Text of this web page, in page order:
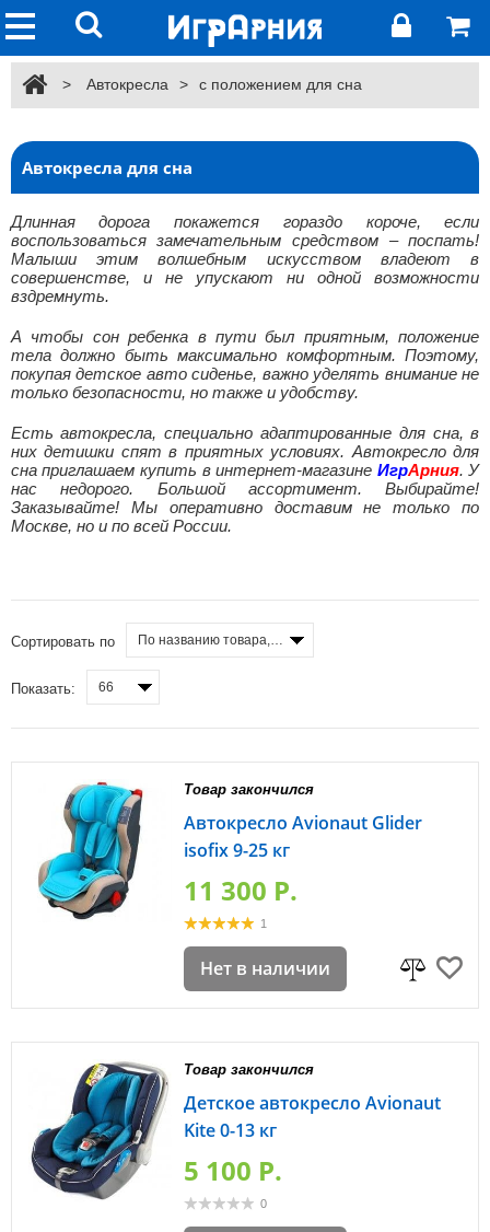
> Автокресла > с положением для сна
Автокресла для сна
Длинная дорога покажется гораздо короче, если
воспользоваться замечательным средством – поспать!
Малыши этим волшебным искусством владеют в
совершенстве, и не упускают ни одной возможности
вздремнуть.
А чтобы сон ребенка в пути был приятным, положение
тела должно быть максимально комфортным. Поэтому,
покупая детское авто сиденье, важно уделять внимание не
только безопасности, но также и удобству.
Есть автокресла, специально адаптированные для сна, в
них детишки спят в приятных условиях. Автокресло для
сна приглашаем купить в интернет-магазине ИгрАрния. У
нас недорого. Большой ассортимент. Выбирайте!
Заказывайте! Мы оперативно доставим не только по
Москве, но и по всей России.
Сортировать по По названию товара, от А до Я
Показать: 66
Товар закончился
Автокресло Avionaut Glider
isofix 9-25 кг
11 300 P.
1
Нет в наличии
Товар закончился
Детское автокресло Avionaut
Kite 0-13 кг
5 100 P.
0